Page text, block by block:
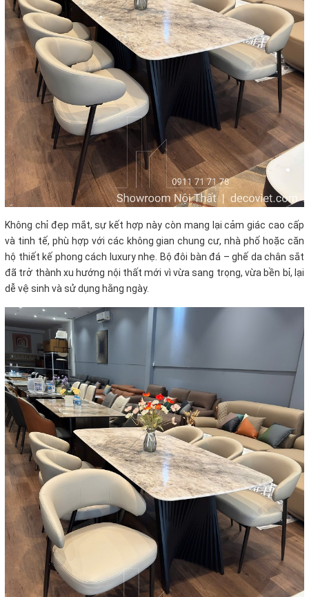
Không chỉ đẹp mắt, sự kết hợp này còn mang lại cảm giác cao cấp
và tinh tế, phù hợp với các không gian chung cư, nhà phố hoặc căn
hộ thiết kế phong cách luxury nhẹ. Bộ đôi bàn đá – ghế da chân sắt
đã trở thành xu hướng nội thất mới vì vừa sang trọng, vừa bền bỉ, lại
dễ vệ sinh và sử dụng hằng ngày.